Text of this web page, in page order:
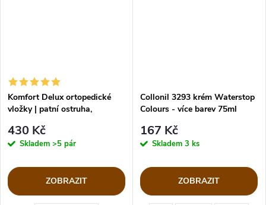
Komfort Delux ortopedické
vložky | patní ostruha,
430 Kč
Skladem >5 pár
ZOBRAZIT
Collonil 3293 krém Waterstop
Colours - více barev 75ml
167 Kč
Skladem 3 ks
ZOBRAZIT